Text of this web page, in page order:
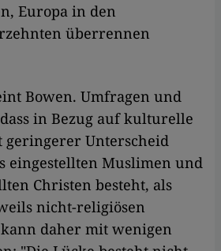
Europa in den
überrennen
Bowen. Umfragen und
in Bezug auf kulturelle
geringerer Unterscheid
eingestellten Muslimen und
Christen besteht, als
nicht-religiösen
daher mit wenigen